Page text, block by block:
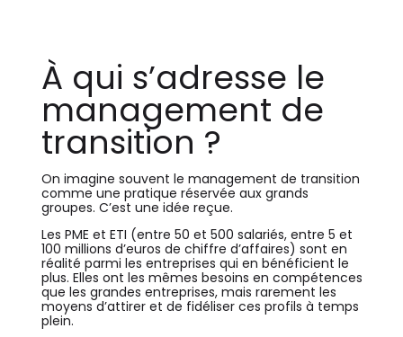
À qui s’adresse le
management de
transition ?
On imagine souvent le management de transition
comme une pratique réservée aux grands
groupes. C’est une idée reçue.
Les PME et ETI (entre 50 et 500 salariés, entre 5 et
100 millions d’euros de chiffre d’affaires) sont en
réalité parmi les entreprises qui en bénéficient le
plus. Elles ont les mêmes besoins en compétences
que les grandes entreprises, mais rarement les
moyens d’attirer et de fidéliser ces profils à temps
plein.